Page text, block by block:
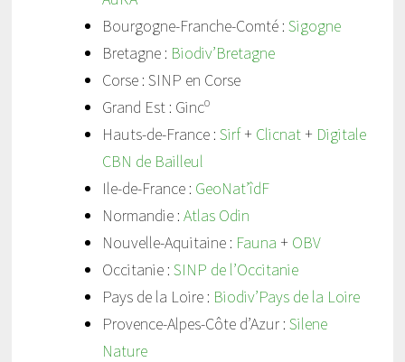
Bourgogne-Franche-Comté : Sigogne
Bretagne : Biodiv’Bretagne
Corse : SINP en Corse
Grand Est : Ginco
Hauts-de-France : Sirf+ Clicnat+ Digitale
CBN de Bailleul
Ile-de-France : GeoNat’îdF
Normandie : Atlas Odin
Nouvelle-Aquitaine : Fauna + OBV
Occitanie : SINP de l’Occitanie
Pays de la Loire : Biodiv’Pays de la Loire
Provence-Alpes-Côte d’Azur : Silene
Nature